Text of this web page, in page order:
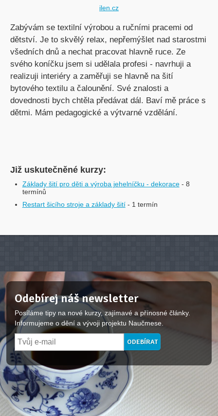
ilen.cz
Zabývám se textilní výrobou a ručními pracemi od
dětství. Je to skvělý relax, nepřemýšlet nad starostmi
všedních dnů a nechat pracovat hlavně ruce. Ze
svého koníčku jsem si udělala profesi - navrhuji a
realizuji interiéry a zaměřuji se hlavně na šití
bytového textilu a čalounění. Své znalosti a
dovednosti bych chtěla předávat dál. Baví mě práce s
dětmi. Mám pedagogické a výtvarné vzdělání.
Již uskutečněné kurzy:
Základy šití pro děti a výroba jehelníčku - dekorace - 8
termínů
Restart šicího stroje a základy šití - 1 termín
Odebírej náš newsletter
Posíláme tipy na nové kurzy, zajímavé a přínosné články.
Informujeme o dění a vývoji projektu Naučmese.